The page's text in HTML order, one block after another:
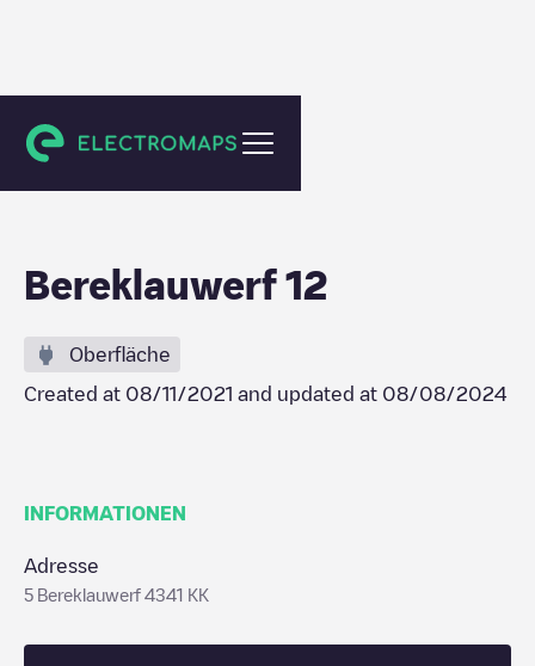
Arnemuiden
Bereklauwerf 12
Oberfläche
Created at 08/11/2021 and updated at 08/08/2024
INFORMATIONEN
Adresse
5 Bereklauwerf 4341 KK